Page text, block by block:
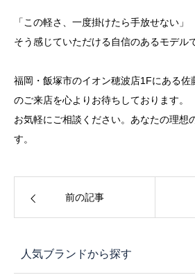
「この軽さ、一度掛けたら手放せない」
そう感じていただける自信のあるモデル
福岡・飯塚市のイオン穂波店1Fにある佐
のご来店を心よりお待ちしております。
お気軽にご相談ください。あなたの理想
す。
前の記事
人気ブランドから探す